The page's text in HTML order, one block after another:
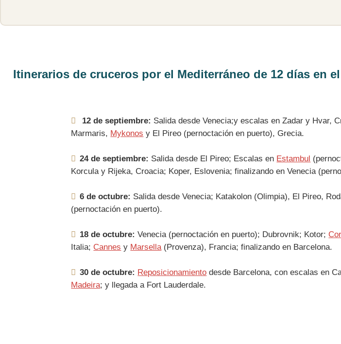
Itinerarios de cruceros por el Mediterráneo de 12 días en
12 de septiembre: Salida desde Venecia;y escalas en Zadar y Hvar,
Marmaris, Mykonos y El Pireo (pernoctación en puerto), Grecia.
24 de septiembre: Salida desde El Pireo; Escalas en Estambul
Korcula y Rijeka, Croacia; Koper, Eslovenia; finalizando en Venecia
6 de octubre: Salida desde Venecia; Katakolon (Olimpia), El Pireo,
(pernoctación en puerto).
18 de octubre: Venecia (pernoctación en puerto); Dubrovnik; Kotor;
Italia; Cannes y Marsella(Provenza), Francia; finalizando en Barcelona.
30 de octubre: Reposicionamiento desde Barcelona, con escalas en
Madeira; y llegada a Fort Lauderdale.